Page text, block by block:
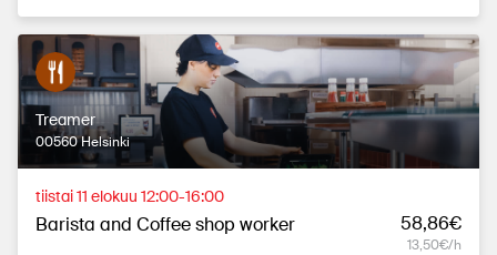
Treamer
00560 Helsinki
tiistai 11 elokuu 12:00-16:00
Barista and Coffee shop worker 58,86€
13,50€/h